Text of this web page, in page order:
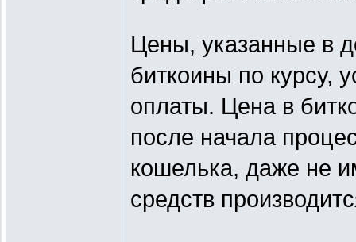
Цены, указанные в
биткоины по курсу,
оплаты. Цена в
после начала
кошелька, даже не
средств